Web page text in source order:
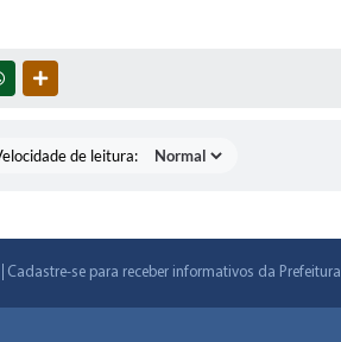
WHATSAPP
de leitura:
Cadastre-se para receber informativos da Prefeitura